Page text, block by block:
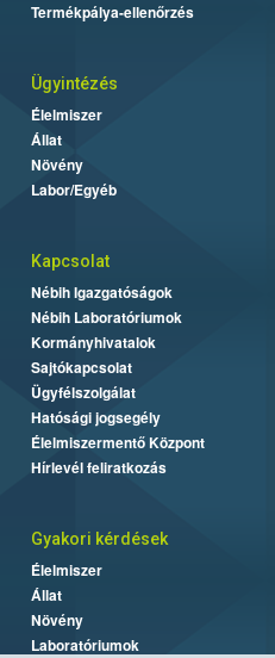
Termékpálya-ellenőrzés
Ügyintézés
Élelmiszer
Állat
Növény
Labor/Egyéb
Kapcsolat
Nébih Igazgatóságok
Nébih Laboratóriumok
Kormányhivatalok
Sajtókapcsolat
Ügyfélszolgálat
Hatósági jogsegély
Élelmiszermentő Központ
Hírlevél feliratkozás
Gyakori kérdések
Élelmiszer
Állat
Növény
Laboratóriumok